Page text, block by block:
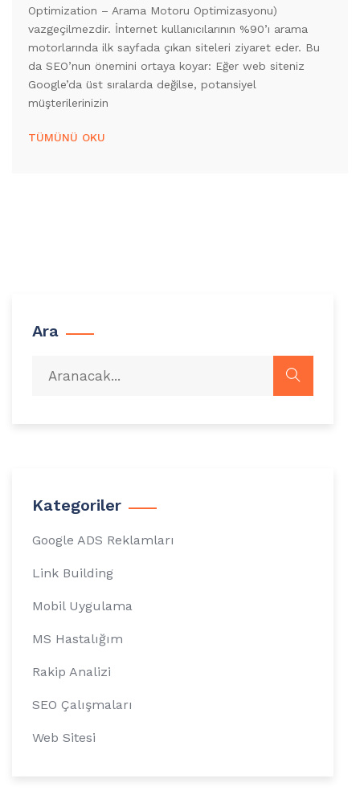
Optimization – Arama Motoru Optimizasyonu)
vazgeçilmezdir. İnternet kullanıcılarının %90’ı arama
motorlarında ilk sayfada çıkan siteleri ziyaret eder. Bu
da SEO’nun önemini ortaya koyar: Eğer web siteniz
Google’da üst sıralarda değilse, potansiyel
müşterilerinizin
TÜMÜNÜ OKU
Ara
Kategoriler
Google ADS Reklamları
Link Building
Mobil Uygulama
MS Hastalığım
Rakip Analizi
SEO Çalışmaları
Web Sitesi